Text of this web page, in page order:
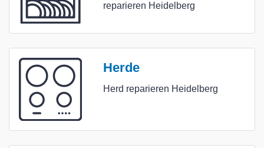
reparieren Heidelberg
Herde
Herd reparieren Heidelberg